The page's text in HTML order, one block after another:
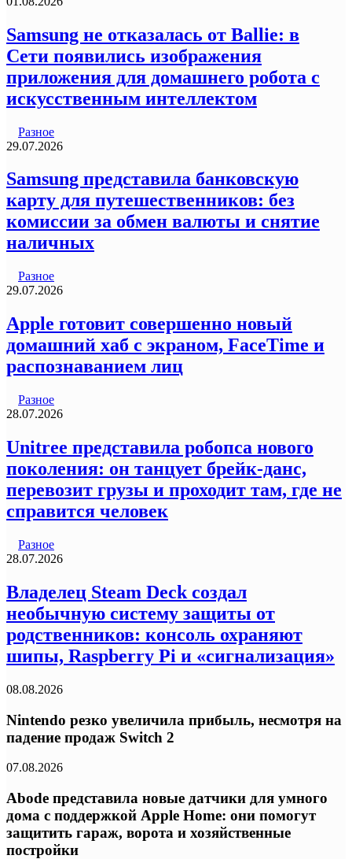
Samsung не отказалась от Ballie: в
Сети появились изображения
приложения для домашнего робота с
искусственным интеллектом
Разное
29.07.2026
Samsung представила банковскую
карту для путешественников: без
комиссии за обмен валюты и снятие
наличных
Разное
29.07.2026
Apple готовит совершенно новый
домашний хаб с экраном, FaceTime и
распознаванием лиц
Разное
28.07.2026
Unitree представила робопса нового
поколения: он танцует брейк-данс,
перевозит грузы и проходит там, где не
справится человек
Разное
28.07.2026
Владелец Steam Deck создал
необычную систему защиты от
родственников: консоль охраняют
шипы, Raspberry Pi и «сигнализация»
08.08.2026
Nintendo резко увеличила прибыль, несмотря на
падение продаж Switch 2
07.08.2026
Abode представила новые датчики для умного
дома с поддержкой Apple Home: они помогут
защитить гараж, ворота и хозяйственные
постройки